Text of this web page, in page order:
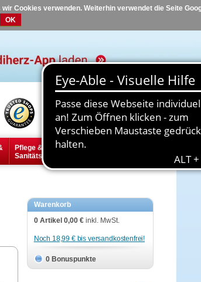
Cookies verwenden. Weiterhin verwendet die Seite
OK
Hilfe Kontakt
Pflege &
Sanitätsbedarf
Diabetes
Warenkorb
0 Artikel 0,00 € inkl. MwSt.
Noch 18,99 € bis versandkostenfrei!
0 Bonuspunkte